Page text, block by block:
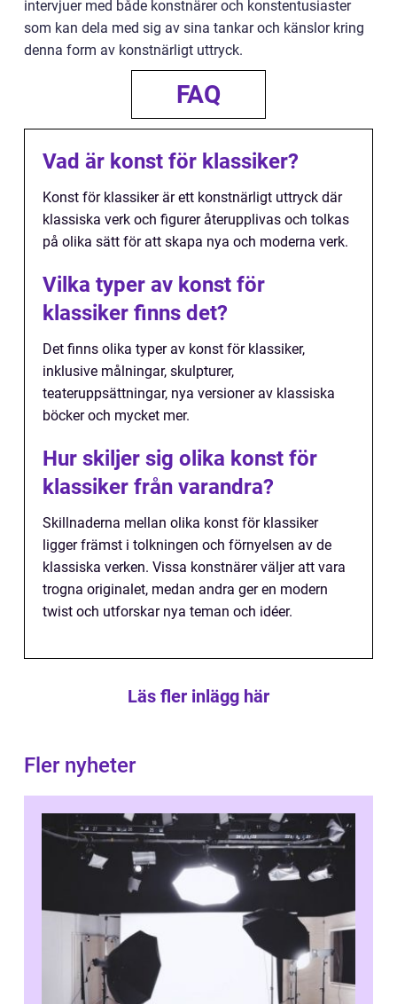
intervjuer med både konstnärer och konstentusiaster
som kan dela med sig av sina tankar och känslor kring
denna form av konstnärligt uttryck.
FAQ
Vad är konst för klassiker?
Konst för klassiker är ett konstnärligt uttryck där
klassiska verk och figurer återupplivas och tolkas
på olika sätt för att skapa nya och moderna verk.
Vilka typer av konst för
klassiker finns det?
Det finns olika typer av konst för klassiker,
inklusive målningar, skulpturer,
teateruppsättningar, nya versioner av klassiska
böcker och mycket mer.
Hur skiljer sig olika konst för
klassiker från varandra?
Skillnaderna mellan olika konst för klassiker
ligger främst i tolkningen och förnyelsen av de
klassiska verken. Vissa konstnärer väljer att vara
trogna originalet, medan andra ger en modern
twist och utforskar nya teman och idéer.
Läs fler inlägg här
Fler nyheter